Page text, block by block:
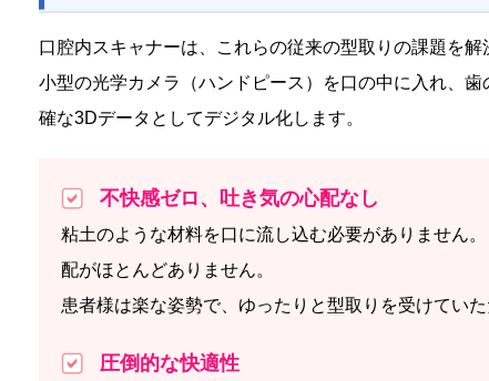
口腔内スキャナーは、これらの従来の型取りの課題を
小型の光学カメラ（ハンドピース）を口の中に入れ、
確な3Dデータとしてデジタル化します。
不快感ゼロ、吐き気の心配なし
粘土のような材料を口に流し込む必要がありません
配がほとんどありません。
患者様は楽な姿勢で、ゆったりと型取りを受けていた
圧倒的な快適性